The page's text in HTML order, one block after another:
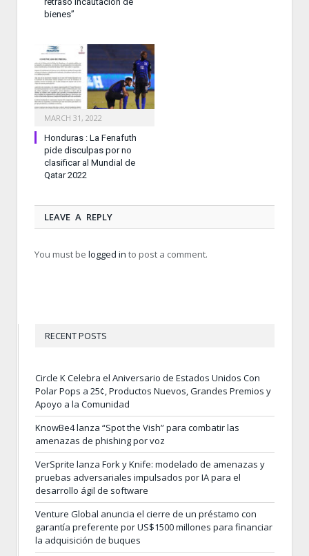
bienes”
MARCH 31, 2022
Honduras : La Fenafuth
pide disculpas por no
clasificar al Mundial de
Qatar 2022
LEAVE A REPLY
You must be logged in to post a comment.
RECENT POSTS
Circle K Celebra el Aniversario de Estados Unidos Con
Polar Pops a 25¢, Productos Nuevos, Grandes Premios y
Apoyo a la Comunidad
KnowBe4 lanza “Spot the Vish” para combatir las
amenazas de phishing por voz
VerSprite lanza Fork y Knife: modelado de amenazas y
pruebas adversariales impulsados por IA para el
desarrollo ágil de software
Venture Global anuncia el cierre de un préstamo con
garantía preferente por US$1500 millones para financiar
la adquisición de buques